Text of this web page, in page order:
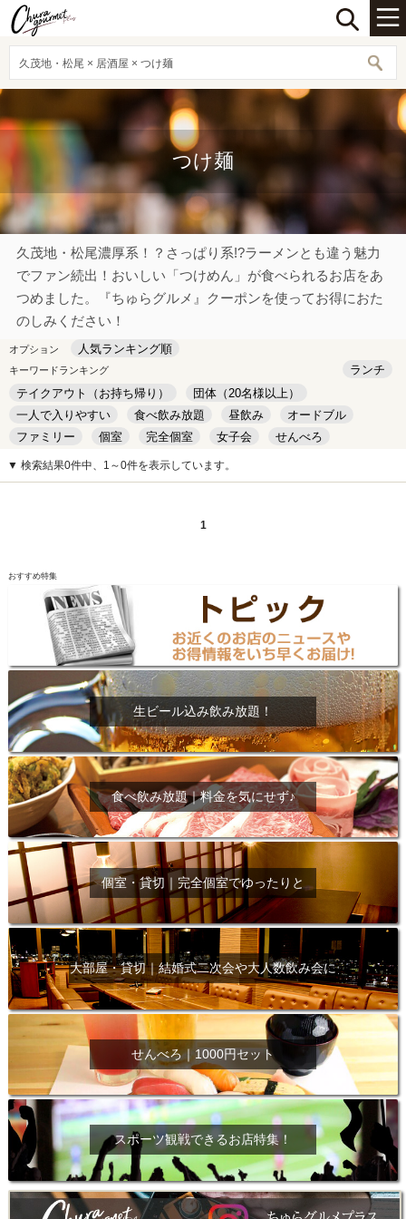
久茂地・松尾 × 居酒屋 × つけ麺
つけ麺
久茂地・松尾濃厚系！？さっぱり系!?ラーメンとも違う魅力
でファン続出！おいしい「つけめん」が食べられるお店をあ
つめました。『ちゅらグルメ』クーポンを使ってお得におた
のしみください！
オプション 人気ランキング順
キーワードランキング
ランチ
テイクアウト（お持ち帰り）
団体（20名様以上）
一人で入りやすい
食べ飲み放題 昼飲み
オードブル
ファミリー
個室 完全個室 女子会
せんべろ
キッズルーム
安い デート
▼ 検索結果0件中、1～0件を表示しています。
1
おすすめ特集
生ビール込み飲み放題！
食べ飲み放題｜料金を気にせず♪
個室・貸切｜完全個室でゆったりと
大部屋・貸切｜結婚式二次会や大人数飲み会に
せんべろ｜1000円セット
スポーツ観戦できるお店特集！